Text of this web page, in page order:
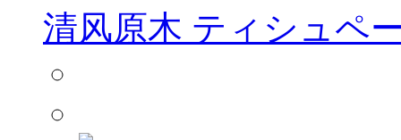
清风原木 ティシュペ